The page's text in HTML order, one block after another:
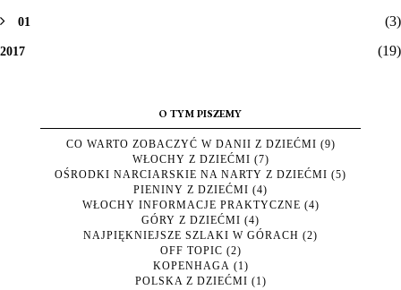
01 (3)
2017 (19)
O TYM PISZEMY
CO WARTO ZOBACZYĆ W DANII Z DZIEĆMI (9)
WŁOCHY Z DZIEĆMI (7)
OŚRODKI NARCIARSKIE NA NARTY Z DZIEĆMI (5)
PIENINY Z DZIEĆMI (4)
WŁOCHY INFORMACJE PRAKTYCZNE (4)
GÓRY Z DZIEĆMI (4)
NAJPIĘKNIEJSZE SZLAKI W GÓRACH (2)
OFF TOPIC (2)
KOPENHAGA (1)
POLSKA Z DZIEĆMI (1)